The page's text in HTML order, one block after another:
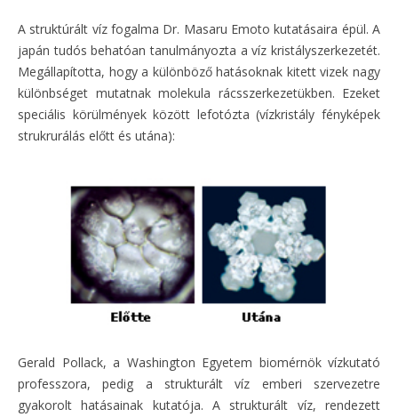
A struktúrált víz fogalma Dr. Masaru Emoto kutatásaira épül. A
japán tudós behatóan tanulmányozta a víz kristályszerkezetét.
Megállapította, hogy a különböző hatásoknak kitett vizek nagy
különbséget mutatnak molekula rácsszerkezetükben. Ezeket
speciális körülmények között lefotózta (vízkristály fényképek
strukrurálás előtt és utána):
Gerald Pollack, a Washington Egyetem biomérnök vízkutató
professzora, pedig a strukturált víz emberi szervezetre
gyakorolt hatásainak kutatója. A strukturált víz, rendezett